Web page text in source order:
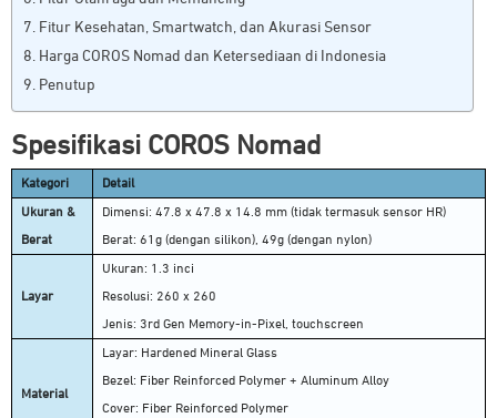
Fitur Kesehatan, Smartwatch, dan Akurasi Sensor
Harga COROS Nomad dan Ketersediaan di Indonesia
Penutup
Spesifikasi COROS Nomad
Kategori Detail
Ukuran &
Berat
Dimensi: 47.8 x 47.8 x 14.8 mm (tidak termasuk sensor HR)
Berat: 61g (dengan silikon), 49g (dengan nylon)
Layar
Ukuran: 1.3 inci
Resolusi: 260 x 260
Jenis: 3rd Gen Memory-in-Pixel, touchscreen
Material
Layar: Hardened Mineral Glass
Bezel: Fiber Reinforced Polymer + Aluminum Alloy
Cover: Fiber Reinforced Polymer